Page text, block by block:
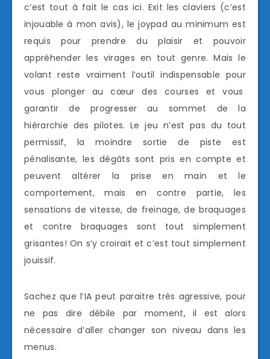
c’est tout à fait le cas ici. Exit les claviers (c’est
injouable à mon avis), le joypad au minimum est
requis pour prendre du plaisir et pouvoir
appréhender les virages en tout genre. Mais le
volant reste vraiment l’outil indispensable pour
vous plonger au cœur des courses et vous
garantir de progresser au sommet de la
hiérarchie des pilotes. Le jeu n’est pas du tout
permissif, la moindre sortie de piste est
pénalisante, les dégâts sont pris en compte et
peuvent altérer la prise en main et le
comportement, mais en contre partie, les
sensations de vitesse, de freinage, de braquages
et contre braquages sont tout simplement
grisantes! On s’y croirait et c’est tout simplement
jouissif.
Sachez que l’IA peut paraitre très agressive, pour
ne pas dire débile par moment, il est alors
nécessaire d’aller changer son niveau dans les
menus.